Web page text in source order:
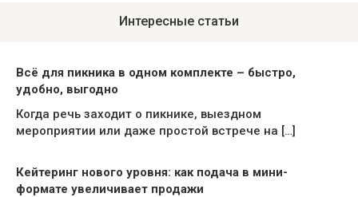
Интересные статьи
Всё для пикника в одном комплекте – быстро,
удобно, выгодно
Когда речь заходит о пикнике, выездном
мероприятии или даже простой встрече на […]
Кейтеринг нового уровня: как подача в мини-
формате увеличивает продажи